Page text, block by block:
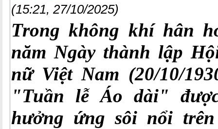
(15:21, 27/10/2025)
Trong không khí hân
năm Ngày thành lập
nữ Việt Nam (20/10/
"Tuần lễ Áo dài"
hưởng ứng sôi nổi